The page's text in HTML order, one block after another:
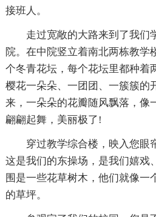
接班人。
走过宽敞的大路来到了我
院。在中院竖立着南北两栋教学
个冬青花坛，每个花坛里都种着
樱花一朵朵、一团团、一簇簇的
来，一朵朵的花瓣随风飘落，像
翩翩起舞，美丽极了!
穿过教学综合楼，映入您眼
这是我们的东操场，是我们嬉戏
围是一些花草树木，他们就像一
的草坪。